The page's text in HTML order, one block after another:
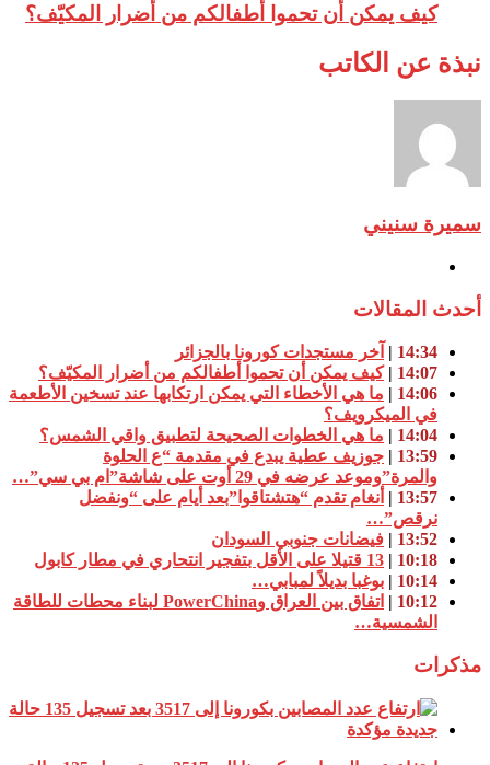
كيف يمكن أن تحموا أطفالكم من أضرار المكيّف؟
نبذة عن الكاتب
سميرة سنيني
أحدث المقالات
14:34
| آخر مستجدات كورونا بالجزائر
14:07
|كيف يمكن أن تحموا أطفالكم من أضرار المكيّف؟
14:06
| ما هي الأخطاء التي يمكن ارتكابها عند تسخين الأطعمة
في الميكرويف؟
14:04
| ما هي الخطوات الصحيحة لتطبيق واقي الشمس؟
13:59
| جوزيف عطية يبدع في مقدمة “ع الحلوة
والمرة”وموعد عرضه في 29 أوت على شاشة”ام بي سي”…
13:57
| أنغام تقدم “هتشتاقوا”بعد أيام على “ونفضل
نرقص”…
13:52
| فيضانات جنوبي السودان
10:18
| 13 قتيلا على الأقل بتفجير انتحاري في مطار كابول
10:14
| بوغبا بديلاً لمبابي…
10:12
|
اتفاق بين العراق وPowerChina لبناء محطات للطاقة
الشمسية…
مذكرات